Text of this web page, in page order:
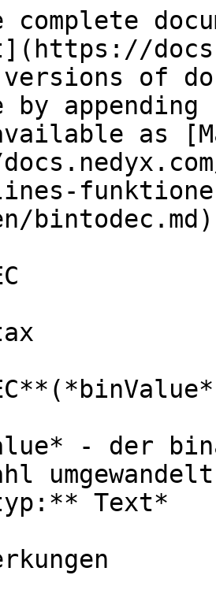
versions of
by
as
- der
Text*